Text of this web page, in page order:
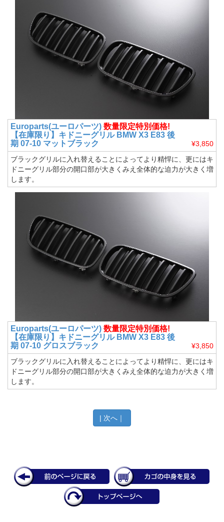
Europarts(ユーロパーツ) 数量限定特別価格!
【在庫限り】キドニーグリル BMW X3 E83 後
期 07-10 マットブラック
¥3,850
ブラックグリルに入れ替えることによってより精悍に、更にはキ
ドニーグリル部分の開口部が大きくみえ全体的な迫力が大きく増
します。
Europarts(ユーロパーツ) 数量限定特別価格!
【在庫限り】キドニーグリル BMW X3 E83 後
期 07-10 グロスブラック
¥3,850
ブラックグリルに入れ替えることによってより精悍に、更にはキ
ドニーグリル部分の開口部が大きくみえ全体的な迫力が大きく増
します。
| 次へ